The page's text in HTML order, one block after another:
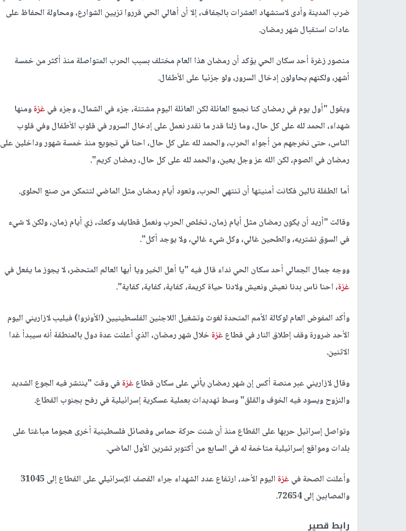
ضرب المدينة وأدى لاستشهاد العشرات بالجفاف، إلا أن أهالي الحي قرروا تزيين الشوارع، ومحاولة الحفاظ على
عادات استقبال شهر رمضان.
منصور زغرة أحد سكان الحي يؤكد أن رمضان هذا العام مختلف بسبب الحرب المتواصلة منذ أكثر من خمسة
أشهر، ولكنهم يحاولون إدخال السرور، ولو جزئيا على الأطفال.
ويقول "أول يوم في رمضان كنا نجمع العائلة لكن العائلة اليوم مشتتة، جزء في الشمال، وجزء في غزةومنها
شهداء، الحمد لله على كل حال، وما زلنا قدر ما نقدر نعمل على إدخال السرور في قلوب الأطفال وفي قلوب
الناس، حتى نخرجهم من أجواء الحرب، والحمد لله على كل حال، احنا في تجويع منذ خمسة شهور وداخلين على
رمضان في الصوم، لكن الله عز وجل يعين، والحمد لله على كل حال، رمضان كريم".
أما الطفلة تالين فكانت أمنيتها أن تنتهي الحرب، وتعود أيام رمضان مثل الماضي لتتمكن من صنع الحلوى.
وقالت "أريد أن يكون رمضان مثل أيام زمان، تخلص الحرب ونعمل قطايف وكعك، زي أيام زمان، ولكن لا شيء
في السوق نشتريه، والطحين غالي، وكل شيء غالي، ولا يوجد أكل".
ووجه جمال الجمالي أحد سكان الحي نداء قال فيه "يا أهل الخير ويا أيها العالم المتحضر، لا يجوز ما يفعل في
غزة، احنا ناس بدنا نعيش ونعيش ولادنا حياة كريمة، كفاية، كفاية، كفاية".
وأكد المفوض العام لوكالة الأمم المتحدة لغوث وتشغيل اللاجئين الفلسطينيين (الأونروا) فيليب لازاريني اليوم
الأحد ضرورة وقف إطلاق النار في قطاع غزة خلال شهر رمضان، الذي أعلنت عدة دول بالمنطقة أنه سيبدأ غدا
الاثنين.
وقال لازاريني عبر منصة أكس إن شهر رمضان يأتي على سكان قطاع غزة في وقت "ينتشر فيه الجوع الشديد
والنزوح ويسود فيه الخوف والقلق" وسط تهديدات بعملية عسكرية إسرائيلية في رفح بجنوب القطاع.
وتواصل إسرائيل حربها على القطاع منذ أن شنت حركة حماس وفصائل فلسطينية أخرى هجوما مباغتا على
بلدات ومواقع إسرائيلية متاخمة له في السابع من أكتوبر تشرين الأول الماضي.
وأعلنت الصحة في غزة
اليوم الأحد، ارتفاع عدد الشهداء جراء القصف الإسرائيلي على القطاع إلى 31045
والمصابين إلى 72654.
رابط قصير